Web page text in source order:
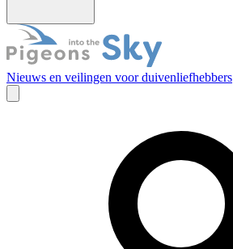
Nieuws en veilingen voor duivenliefhebbers